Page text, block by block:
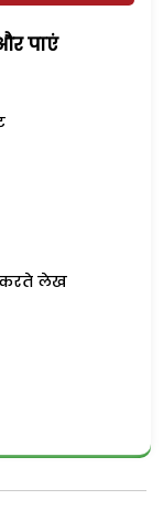
पाएं
करते लेख